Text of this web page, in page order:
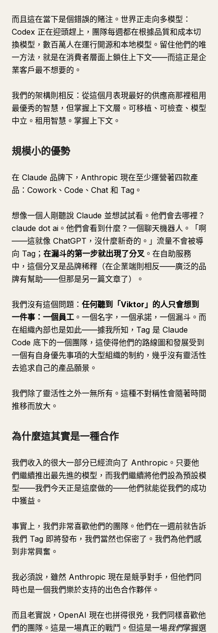
而且這在當下是個錯誤的賭注。世界正走向多模型：
Codex 正在迎頭趕上，團隊每週都在根據品質和成本切
換模型，數百萬人在運行開源和本地模型。留住他們的唯
一方法，就是在消費者層面上鎖住上下文——而這正是企
業客戶最不想要的。
我們的架構則相反：從這個月表現最好的供應商那裡租用
最優秀的智慧，但掌握上下文層。可移植、可檢查、模型
中立。租用智慧。掌握上下文。
規模小的優勢
在 Claude 品牌下，Anthropic 現在至少運營著四款產
品：Cowork、Code、Chat 和 Tag。
想像一個人剛聽說 Claude 並想試試看。他們會去哪裡？
claude dot ai。他們會看到什麼？一個聊天機器人。「啊
——這就像 ChatGPT，沒什麼新奇的。」流量不會被導
向 Tag； 在漏斗的第一步就出現了分叉 。在自助服務
中，這個分叉是品牌稀釋（在企業端則相反——廣泛的品
牌有幫助——但那是另一篇文章了）。
我們沒有這個問題： 任何聽到「Viktor」的人只會想到
一件事：一個員工 。一個名字，一個承諾，一個漏斗。而
在組織內部也是如此——據我所知，Tag 是 Claude
Code 底下的一個團隊，這使得他們的路線圖和發展受到
一個有自身優先事項的大型組織的制約，幾乎沒有靈活性
去追求自己的產品願景。
我們除了靈活性之外一無所有。這種不對稱性會隨著時間
推移而放大。
為什麼這其實是一種合作
我們收入的很大一部分已經流向了 Anthropic。只要他
們繼續推出最先進的模型，而我們繼續將他們設為預設模
型——我們今天正是這麼做的——他們就能從我們的成功
中獲益。
事實上，我們非常喜歡他們的團隊。他們在一週前就告訴
我們 Tag 即將發布，我們當然也保密了。我們為他們感
到非常興奮。
我必須說，雖然 Anthropic 現在是競爭對手，但他們同
時也是一個我們樂於支持的出色合作夥伴。
而且老實說，OpenAI 現在也拼得很兇，我們同樣喜歡他
們的團隊。這是一場真正的戰鬥。但這是一場我們掌握選